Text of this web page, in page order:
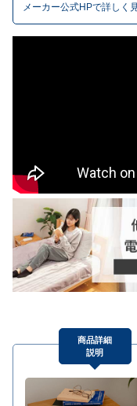
メーカー公式HPで詳しく
商品詳細
説明